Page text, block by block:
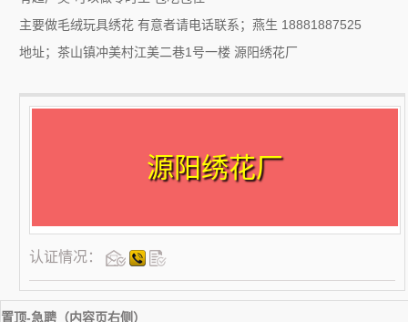
主要做毛绒玩具绣花 有意者请电话联系；燕生 18881887525
地址；茶山镇冲美村江美二巷1号一楼 源阳绣花厂
源阳绣花厂
认证情况：
置顶-急聘（内容页右侧）